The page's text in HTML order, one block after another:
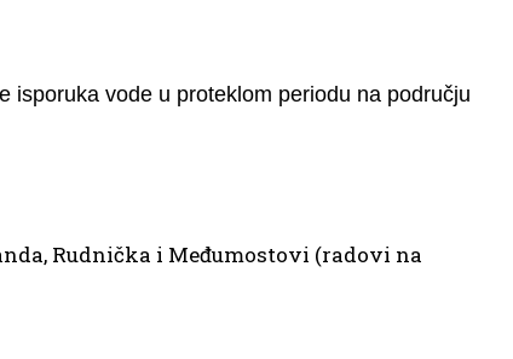
isporuka vode u proteklom periodu na području
Rudnička i Međumostovi (radovi na